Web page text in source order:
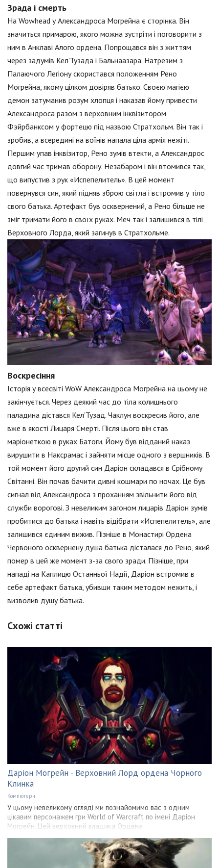
Зрада і смерть
На Wowhead у Александроса Могрейна є сторінка. Він
значиться примарою, якого можна зустріти і поговорити з
ним в Анклаві Алого ордена. Попрощався він з життям
через задумів Кел'Тузада і Бальнаазара. Натрезим з
Палаючого Легіону скористався положенням Рено
Могрейна, якому цілком довіряв батько. Своєю магією
демон затуманив розум хлопця і наказав йому привести
Александроса разом з верховним інквізитором
Фэйрбанксом у фортецю під назвою Стратхольм. Він так і
зробив, а всередині на воїнів напала ціла армія нежіті.
Першим упав інквізитор, Рено зумів втекти, а Александрос
довгий час тримав оборону. Незабаром і він втомився так,
що випустив з рук «Испепелитель». В цей момент
повернувся син, який підняв зброю світла і встромив у тіло
свого батька. Артефакт був осквернений, а Рено більше не
зміг тримати його в своїх руках. Меч так і залишився в тілі
Верховного Лорда, який загинув в Стратхольме.
Воскресіння
Історія у всесвіті WoW Александроса Могрейна на цьому не
закінчується. Через деякий час до тіла колишнього
паладина дістався Кел'Тузад. Чаклун воскресив його, але
вже в якості Лицаря Смерті. Після цього він став
маріонеткою в руках Батоги. Йому був відданий наказ
вирушити в Наксрамас і зайняти місце одного з вершників. В
той момент його другий син Даріон складався в Срібному
Світанні. Він почав бачити дивні кошмари по ночах. Це був
сигнал від Александроса з проханням звільнити його від
служби ворогові. З невеликим загоном лицарів Даріон зумів
пробитися до батька і навіть відібрати «Испепелитель», але
залишився єдиним вижив. Пізніше в Монастирі Ордена
Червоного осквернену душа батька дісталася до Рено, який
помер в цей же момент з-за свого зради. Пізніше, при
нападі на Каплицю Останньої Надії, Даріон встромив в
себе артефакт батька, убивши таким методом нежить, і
визволив душу батька.
Схожі статті
Даріон Могрейн - Верховний Лорд ордена Чорного
Клинка
Компютери
У цьому невеликому огляді ми познайомимо вас з одним
цікавим персонажем гри World of Warcraft по імені Даріон
Могрейн. Цей верховний владика Ордена